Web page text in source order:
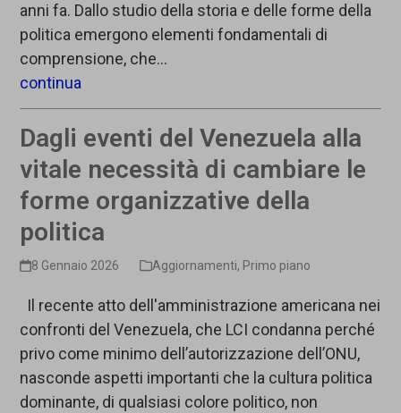
anni fa. Dallo studio della storia e delle forme della
politica emergono elementi fondamentali di
comprensione, che…
continua
Dagli eventi del Venezuela alla
vitale necessità di cambiare le
forme organizzative della
politica
8 Gennaio 2026 Aggiornamenti, Primo piano
Il recente atto dell'amministrazione americana nei
confronti del Venezuela, che LCI condanna perché
privo come minimo dell’autorizzazione dell’ONU,
nasconde aspetti importanti che la cultura politica
dominante, di qualsiasi colore politico, non